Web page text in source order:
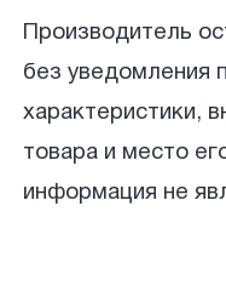
Производитель
без уведомления
характеристики,
товара и место
информация не